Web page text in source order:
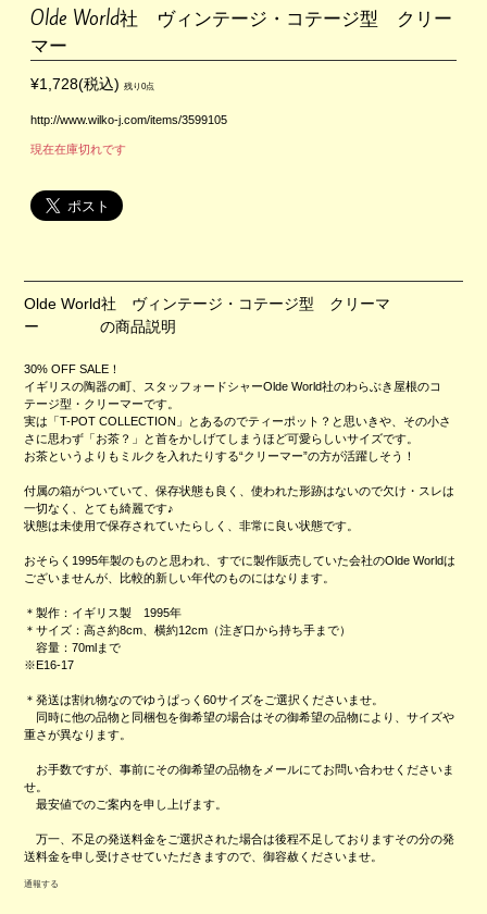
Olde World社 ヴィンテージ・コテージ型 クリー
マー
¥1,728(税込) 残り0点
http://www.wilko-j.com/items/3599105
現在在庫切れです
Olde World社 ヴィンテージ・コテージ型 クリーマ
ー の商品説明
30% OFF SALE！
イギリスの陶器の町、スタッフォードシャーOlde World社のわらぶき屋根のコ
テージ型・クリーマーです。
実は「T-POT COLLECTION」とあるのでティーポット？と思いきや、その小さ
さに思わず「お茶？」と首をかしげてしまうほど可愛らしいサイズです。
お茶というよりもミルクを入れたりする“クリーマー”の方が活躍しそう！
付属の箱がついていて、保存状態も良く、使われた形跡はないので欠け・スレは
一切なく、とても綺麗です♪
状態は未使用で保存されていたらしく、非常に良い状態です。
おそらく1995年製のものと思われ、すでに製作販売していた会社のOlde Worldは
ございませんが、比較的新しい年代のものにはなります。
＊製作：イギリス製 1995年
＊サイズ：高さ約8cm、横約12cm（注ぎ口から持ち手まで）
容量：70mlまで
※E16-17
＊発送は割れ物なのでゆうぱっく60サイズをご選択くださいませ。
同時に他の品物と同梱包を御希望の場合はその御希望の品物により、サイズや
重さが異なります。
お手数ですが、事前にその御希望の品物をメールにてお問い合わせくださいま
せ。
最安値でのご案内を申し上げます。
万一、不足の発送料金をご選択された場合は後程不足しておりますその分の発
送料金を申し受けさせていただきますので、御容赦くださいませ。
通報する